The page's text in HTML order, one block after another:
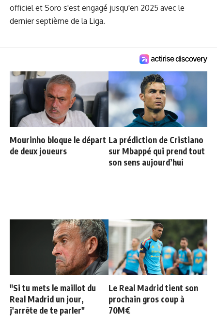
officiel et Soro s'est engagé jusqu'en 2025 avec le
dernier septième de la Liga.
Mourinho bloque le départ
de deux joueurs
La prédiction de Cristiano
sur Mbappé qui prend tout
son sens aujourd’hui
"Si tu mets le maillot du
Real Madrid un jour,
j'arrête de te parler"
Le Real Madrid tient son
prochain gros coup à
70M€